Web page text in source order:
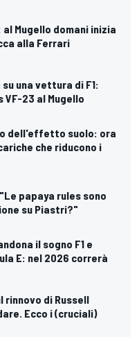
al Mugello domani inizia
alla Ferrari
una vettura di F1:
VF-23 al Mugello
dell'effetto suolo: ora
che riducono i
papaya rules sono
su Piastri?"
il sogno F1 e
E: nel 2026 correrà
rinnovo di Russell
Ecco i (cruciali)